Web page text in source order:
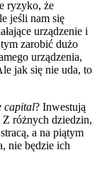
ryzyko, że
jeśli nam się
urządzenie i
zarobić dużo
urządzenia,
jak się nie uda, to
capital? Inwestują
różnych dziedzin,
a na piątym
nie będzie ich